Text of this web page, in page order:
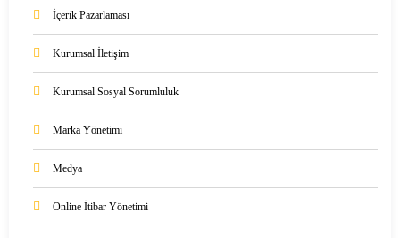
İçerik Pazarlaması
Kurumsal İletişim
Kurumsal Sosyal Sorumluluk
Marka Yönetimi
Medya
Online İtibar Yönetimi